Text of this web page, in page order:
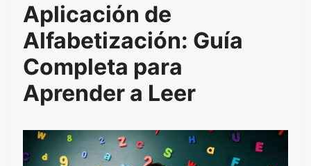
Aplicación de
Alfabetización: Guía
Completa para
Aprender a Leer